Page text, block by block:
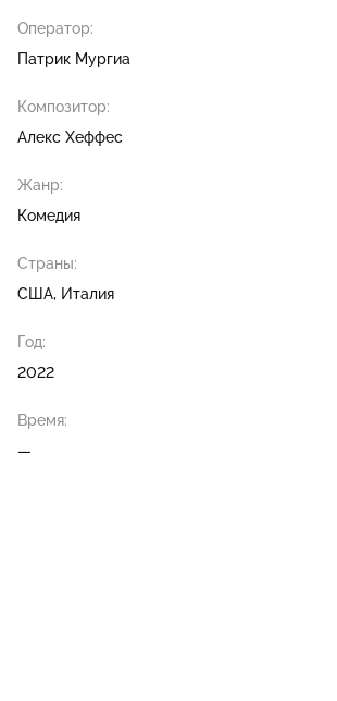
Оператор:
Патрик Мургиа
Композитор:
Алекс Хеффес
Жанр:
Комедия
Страны:
США, Италия
Год:
2022
Время:
—